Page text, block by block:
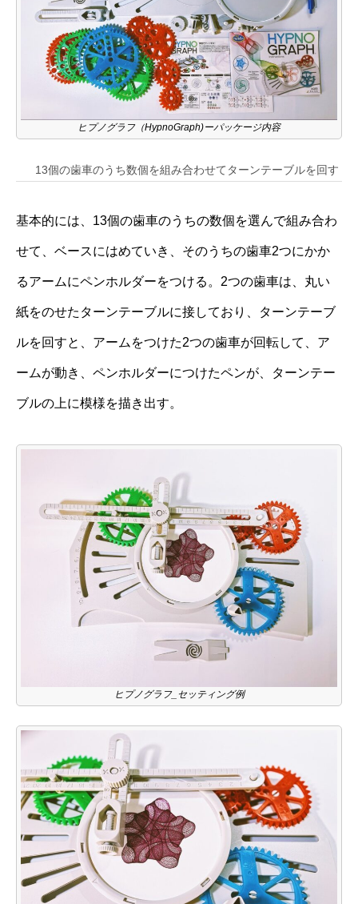
ヒプノグラフ（HypnoGraph)ーパッケージ内容
13個の歯車のうち数個を組み合わせてターンテーブルを回す
基本的には、13個の歯車のうちの数個を選んで組み合わ
せて、ベースにはめていき、そのうちの歯車2つにかか
るアームにペンホルダーをつける。2つの歯車は、丸い
紙をのせたターンテーブルに接しており、ターンテーブ
ルを回すと、アームをつけた2つの歯車が回転して、ア
ームが動き、ペンホルダーにつけたペンが、ターンテー
ブルの上に模様を描き出す。
ヒプノグラフ_セッティング例